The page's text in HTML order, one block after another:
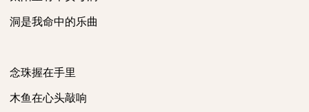
洞是我命中的乐曲
念珠握在手里
木鱼在心头敲响